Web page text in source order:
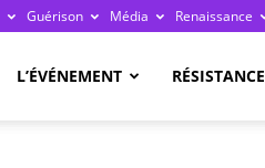
Guérison Média Renaissance
L’ÉVÉNEMENT RÉSISTANCE